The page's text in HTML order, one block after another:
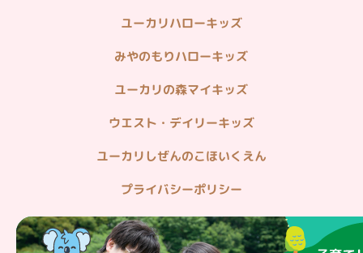
ユーカリハローキッズ
みやのもりハローキッズ
ユーカリの森マイキッズ
ウエスト・デイリーキッズ
ユーカリしぜんのこほいくえん
プライバシーポリシー